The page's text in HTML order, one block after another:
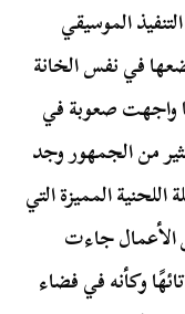
الموسيقي
في نفس الخانة
واجهت صعوبة في
من الجمهور وجد
المميزة التي
الأعمال جاءت
وكأنه في فضاء